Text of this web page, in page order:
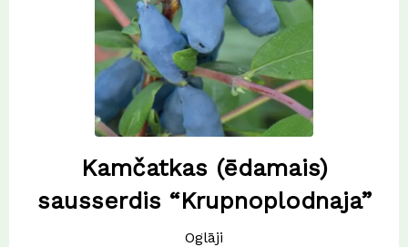
Kamčatkas (ēdamais)
sausserdis “Krupnoplodnaja”
Oglāji